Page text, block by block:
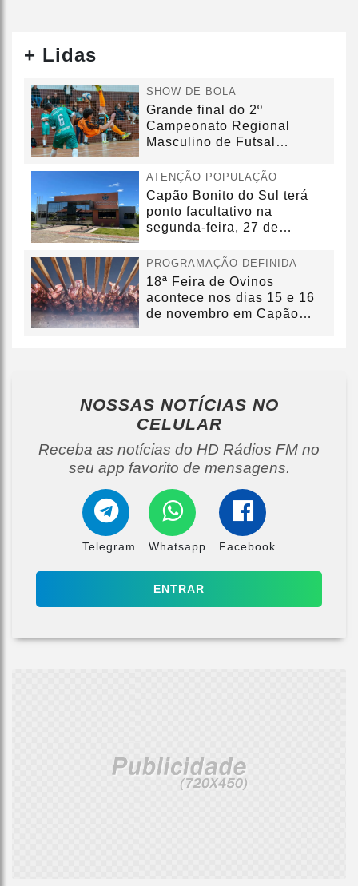
+ Lidas
SHOW DE BOLA
Grande final do 2º
Campeonato Regional
Masculino de Futsal
ATENÇÃO POPULAÇÃO
Capão Bonito do Sul terá
ponto facultativo na
segunda-feira, 27 de
PROGRAMAÇÃO DEFINIDA
18ª Feira de Ovinos
acontece nos dias 15 e 16
de novembro em Capão
NOSSAS NOTÍCIAS NO
CELULAR
Receba as notícias do HD Rádios FM no
seu app favorito de mensagens.
Telegram Whatsapp Facebook
ENTRAR